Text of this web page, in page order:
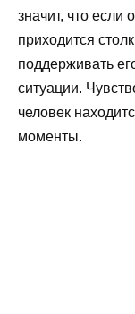
значит, что если
приходится
поддерживать
ситуации.
человек
моменты.